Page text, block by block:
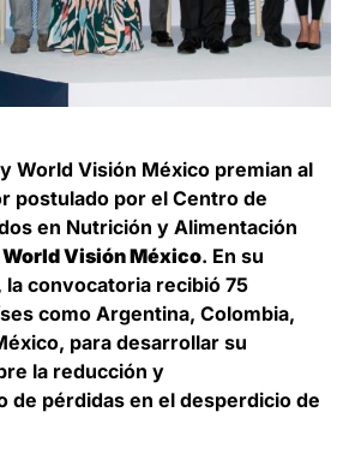
World Visión México premian al
postulado por el Centro de
en Nutrición y Alimentación
World Visión México. En su
la convocatoria recibió 75
como Argentina, Colombia,
para desarrollar su
la reducción y
de pérdidas en el desperdicio de